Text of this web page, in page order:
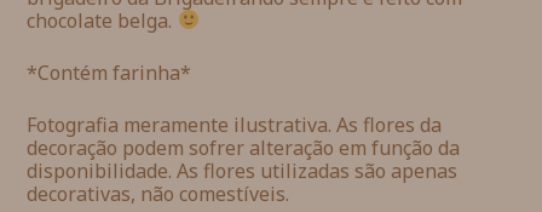
chocolate belga.
*Contém farinha*
Fotografia meramente ilustrativa. As flores da
decoração podem sofrer alteração em função da
disponibilidade. As flores utilizadas são apenas
decorativas, não comestíveis.